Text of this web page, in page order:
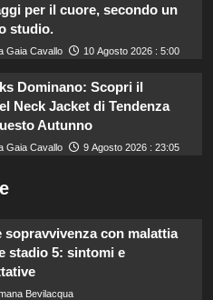
per il cuore, secondo un
studio.
Gaia Cavallo 10 Agosto 2026 : 5:00
Dominano: Scopri il
Neck Jacket di Tendenza
Autunno
Gaia Cavallo 9 Agosto 2026 : 23:05
sopravvivenza con malattia
stadio 5: sintomi e
Bevilacqua